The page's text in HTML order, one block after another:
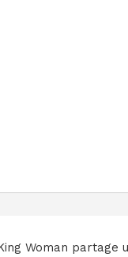
Woman partage